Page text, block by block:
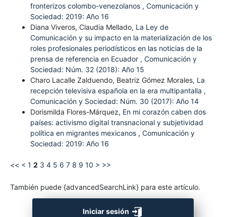
fronterizos colombo-venezolanos , Comunicación y
Sociedad: 2019: Año 16
Diana Viveros, Claudia Mellado, La Ley de
Comunicación y su impacto en la materialización de los
roles profesionales periodísticos en las noticias de la
prensa de referencia en Ecuador , Comunicación y
Sociedad: Núm. 32 (2018): Año 15
Charo Lacalle Zalduendo, Beatriz Gómez Morales, La
recepción televisiva española en la era multipantalla ,
Comunicación y Sociedad: Núm. 30 (2017): Año 14
Dorismilda Flores-Márquez, En mi corazón caben dos
países: activismo digital transnacional y subjetividad
política en migrantes mexicanos , Comunicación y
Sociedad: 2019: Año 16
<< < 1 2 3 4 5 6 7 8 9 10 > >>
También puede {advancedSearchLink} para este artículo.
Iniciar sesión